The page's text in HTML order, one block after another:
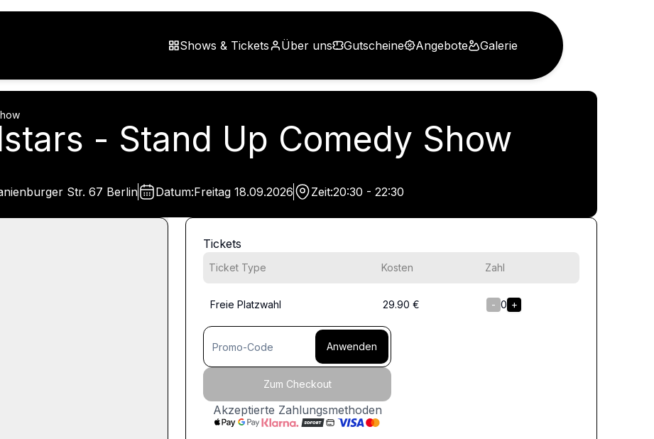
Shows & Tickets Über uns Gutscheine Angebote Galerie
- Stand Up Comedy Show
Str. 67 Berlin Datum:Freitag 18.09.2026 Zeit:20:30 - 22:30
Tickets
Ticket Type Kosten Zahl
Freie Platzwahl 29.90 € - 0 +
Anwenden
Zum Checkout
Akzeptierte Zahlungsmethoden